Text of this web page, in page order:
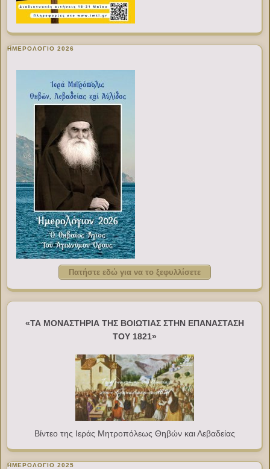
ΗΜΕΡΟΛΟΓΙΟ 2026
Πατήστε εδώ για να το ξεφυλλίσετε
«ΤΑ ΜΟΝΑΣΤΗΡΙΑ ΤΗΣ ΒΟΙΩΤΙΑΣ ΣΤΗΝ ΕΠΑΝΑΣΤΑΣΗ
ΤΟΥ 1821»
Βίντεο της Ιεράς Μητροπόλεως Θηβών και Λεβαδείας
ΗΜΕΡΟΛΟΓΙΟ 2025